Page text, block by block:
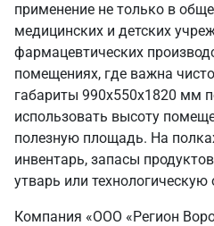
применение не только в
медицинских и детских
фармацевтических
помещениях, где важна
габариты 990х550х1820 мм
использовать высоту
полезную площадь. На
инвентарь, запасы
утварь или технологическую
Компания «ООО «Регион